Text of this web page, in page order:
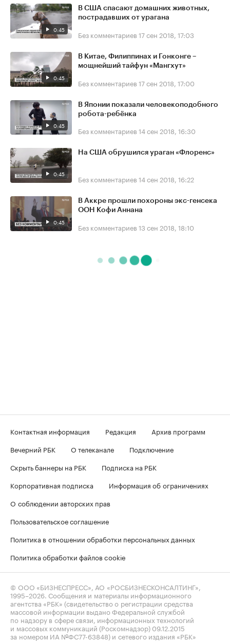
0:45
В США спасают домашних животных,
пострадавших от урагана
Без комментариев 17 сен 2018, 17:03
0:45
В Китае, Филиппинах и Гонконге –
мощнейший тайфун «Мангхут»
Без комментариев 17 сен 2018, 17:00
0:45
В Японии показали человекоподобного
робота-ребёнка
Без комментариев 14 сен 2018, 16:30
0:45
На США обрушился ураган «Флоренс»
Без комментариев 14 сен 2018, 16:22
0:45
В Аккре прошли похороны экс-генсека
ООН Кофи Аннана
Без комментариев 13 сен 2018, 18:10
Контактная информация Редакция
Архив программ
Вечерний РБК
О телеканале
Подключение
Скрыть баннеры на РБК
Подписка на РБК
Корпоративная подписка
Информация об ограничениях
О соблюдении авторских прав
Пользовательское соглашение
Политика в отношении обработки персональных данных
Политика обработки файлов cookie
© ООО «БИЗНЕСПРЕСС», АО «РОСБИЗНЕСКОНСАЛТИНГ»,
1995–2026 . Сообщения и материалы информационного
агентства «РБК» (свидетельство о регистрации средства
массовой информации выдано Федеральной службой
по надзору в сфере связи, информационных технологий
и массовых коммуникаций (Роскомнадзор) 09.12.2015
за номером ИА №ФС77-63848) и сетевого издания «РБК»